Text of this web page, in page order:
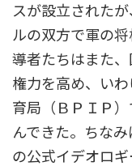
スが設立された
ルの双方で軍の
導者たちはまた
権力を高め、い
育局（ＢＰＩＰ
んできた。ちな
の公式イデオロ